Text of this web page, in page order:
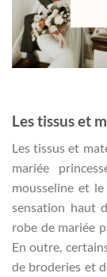
Les tissus et
Les tissus et
mariée
mousseline et
sensation haut
robe de mariée
En outre,
de broderies et